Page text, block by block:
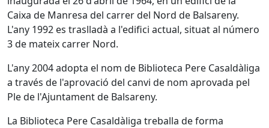
Caixa de Manresa del carrer del Nord de Balsareny.
L'any 1992 es traslladà a l'edifici actual, situat al número
3 de mateix carrer Nord.
L'any 2004 adopta el nom de Biblioteca Pere Casaldàliga
a través de l'aprovació del canvi de nom aprovada pel
Ple de l'Ajuntament de Balsareny.
La Biblioteca Pere Casaldàliga treballa de forma